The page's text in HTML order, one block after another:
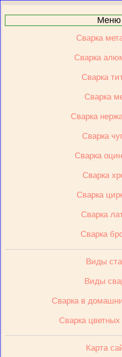
Меню
Сварка
Сварка
Сварка
Сварка
Сварка
Сварка
Сварка
Сварка
Сварка
Сварка
Сварка
Виды
Виды
Сварка в
Сварка
Карта